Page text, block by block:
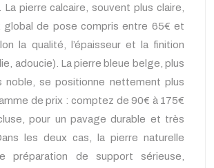
pierre calcaire, souvent plus claire,
global de pose compris entre 65€ et
la qualité, l’épaisseur et la finition
adoucie). La pierre bleue belge, plus
noble, se positionne nettement plus
de prix : comptez de 90€ à 175€
pour un pavage durable et très
les deux cas, la pierre naturelle
préparation de support sérieuse,